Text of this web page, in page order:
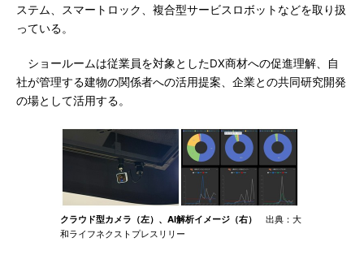
ステム、スマートロック、複合型サービスロボットなどを取り扱
っている。
ショールームは従業員を対象としたDX商材への促進理解、自
社が管理する建物の関係者への活用提案、企業との共同研究開発
の場として活用する。
クラウド型カメラ（左）、AI解析イメージ（右）
出典：大
和ライフネクストプレスリリー